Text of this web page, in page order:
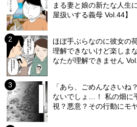
まる妻と娘の新たな人生
屋扱いする義母 Vol.44】
ほぼ手ぶらなのに彼女の
理解できないけど楽しま
なたが理解できません
「あら、ごめんなさいね
ないでしょ…！ 私の畑に
視？悪意？その行動にモ